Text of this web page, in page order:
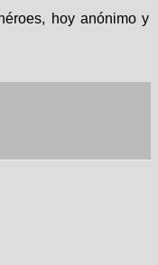
hoy anónimo y